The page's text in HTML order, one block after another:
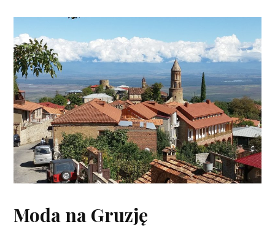
Moda na Gruzję